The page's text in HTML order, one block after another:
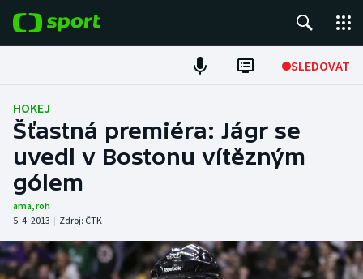
SLEDOVAT
Fotbal
Hokej
Tenis
Atletika
Cyklistika
HOKEJ
Šťastná premiéra: Jágr se
uvedl v Bostonu vítězným
gólem
ama,roh
5. 4. 2013 | Zdroj: ČTK